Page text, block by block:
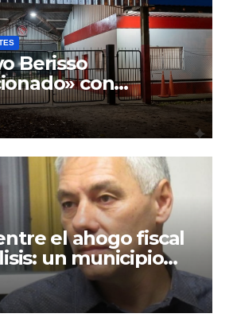
Berisso
con
y sus promesas
el ahogo fiscal
un municipio
por la falta de
el desencanto